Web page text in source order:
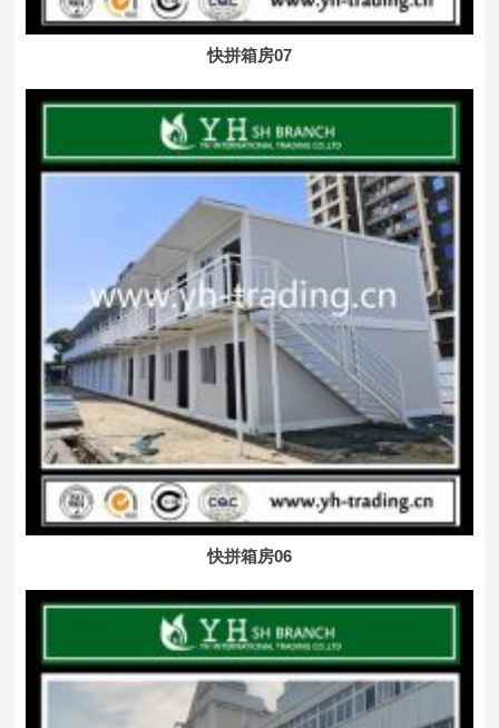
快拼箱房07
快拼箱房06